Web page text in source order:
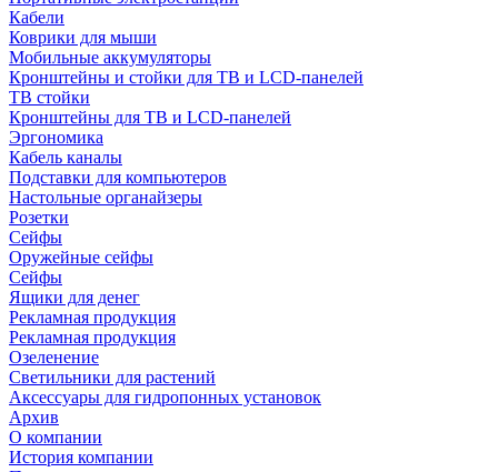
Кабели
Коврики для мыши
Мобильные аккумуляторы
Кронштейны и стойки для ТВ и LCD-панелей
ТВ стойки
Кронштейны для ТВ и LCD-панелей
Эргономика
Кабель каналы
Подставки для компьютеров
Настольные органайзеры
Розетки
Сейфы
Оружейные сейфы
Сейфы
Ящики для денег
Рекламная продукция
Рекламная продукция
Озеленение
Светильники для растений
Аксессуары для гидропонных установок
Архив
О компании
История компании